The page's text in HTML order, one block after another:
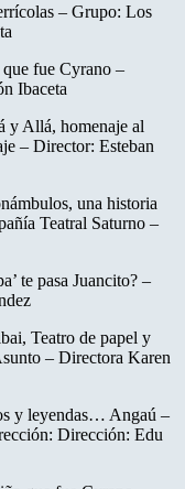
– Grupo: Los
fue Cyrano –
Ibaceta
y Allá, homenaje al
– Director: Esteban
una historia
Teatral Saturno –
te pasa Juancito? –
Teatro de papel y
– Directora Karen
y leyendas… Angaú –
Dirección: Edu